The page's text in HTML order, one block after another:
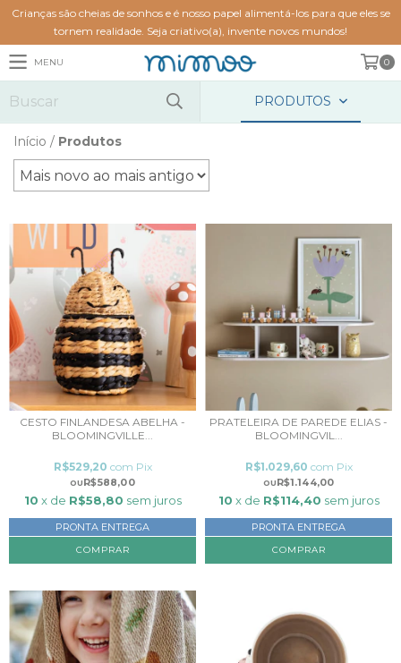
Crianças são cheias de sonhos e é nosso papel alimentá-los para que eles se
tornem realidade. Seja criativo(a), invente novos mundos!
MENU 0
PRODUTOS
Início / Produtos
CESTO FINLANDESA ABELHA -
BLOOMINGVILLE...
R$588,00
R$529,20 com Pix
10 x de R$58,80 sem juros
PRONTA ENTREGA
PRATELEIRA DE PAREDE ELIAS -
BLOOMINGVIL...
R$1.144,00
R$1.029,60 com Pix
10 x de R$114,40 sem juros
PRONTA ENTREGA